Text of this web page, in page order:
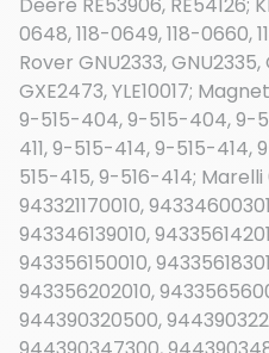
0648, 118-0649, 118-0660,
Rover GNU2333, GNU2335,
GXE2473, YLE10017;
9-515-404, 9-515-404, 9-
411, 9-515-414, 9-515-414,
515-415, 9-516-414;
943321170010,
943346139010,
943356150010,
943356202010,
944390320500,